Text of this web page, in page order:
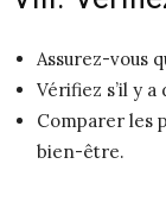
Assurez-vous
Vérifiez s’il y
Comparer les
bien-être.